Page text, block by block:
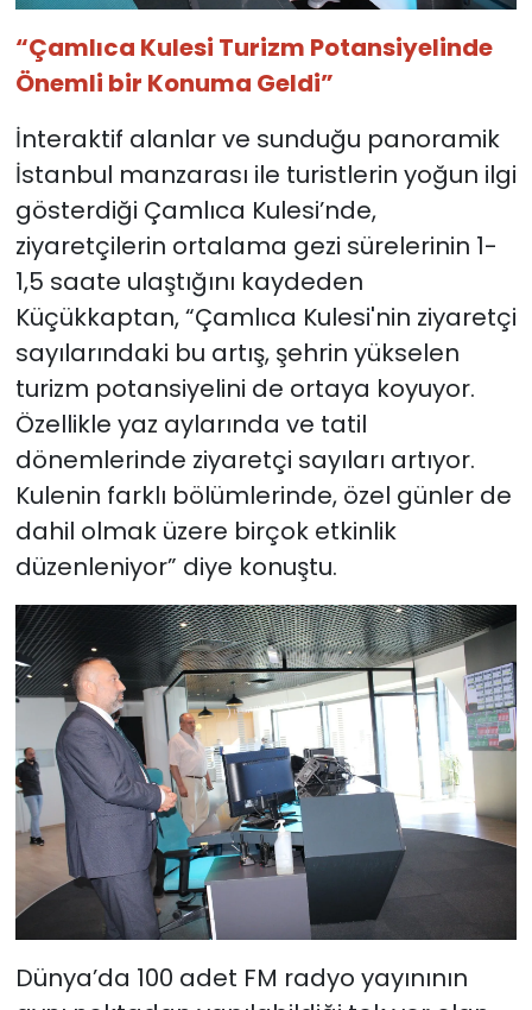
“Çamlıca Kulesi Turizm Potansiyelinde
Önemli bir Konuma Geldi”
İnteraktif alanlar ve sunduğu panoramik
İstanbul manzarası ile turistlerin yoğun ilgi
gösterdiği Çamlıca Kulesi’nde,
ziyaretçilerin ortalama gezi sürelerinin 1-
1,5 saate ulaştığını kaydeden
Küçükkaptan, “Çamlıca Kulesi'nin ziyaretçi
sayılarındaki bu artış, şehrin yükselen
turizm potansiyelini de ortaya koyuyor.
Özellikle yaz aylarında ve tatil
dönemlerinde ziyaretçi sayıları artıyor.
Kulenin farklı bölümlerinde, özel günler de
dahil olmak üzere birçok etkinlik
düzenleniyor” diye konuştu.
Dünya’da 100 adet FM radyo yayınının